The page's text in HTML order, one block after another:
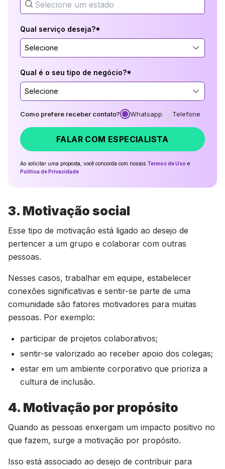
Qual serviço deseja?*
Selecione
Qual é o seu tipo de negócio?*
Selecione
Como prefere receber contato? Whatsapp Telefone
FALAR COM ESPECIALISTA
Ao solicitar uma proposta, você concorda com nossos Termos de Uso e
Política de Privacidade
3. Motivação social
Esse tipo de motivação está ligado ao desejo de
pertencer a um grupo e colaborar com outras
pessoas.
Nesses casos, trabalhar em equipe, estabelecer
conexões significativas e sentir-se parte de uma
comunidade são fatores motivadores para muitas
pessoas. Por exemplo:
participar de projetos colaborativos;
sentir-se valorizado ao receber apoio dos colegas;
estar em um ambiente corporativo que prioriza a
cultura de inclusão.
4. Motivação por propósito
Quando as pessoas enxergam um impacto positivo no
que fazem, surge a motivação por propósito.
Isso está associado ao desejo de contribuir para